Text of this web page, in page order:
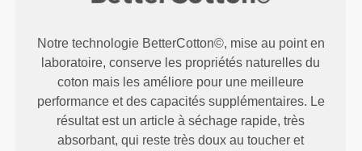
Notre technologie BetterCotton©, mise au point en
laboratoire, conserve les propriétés naturelles du
coton mais les améliore pour une meilleure
performance et des capacités supplémentaires. Le
résultat est un article à séchage rapide, très
absorbant, qui reste très doux au toucher et